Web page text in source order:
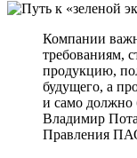
Компании
требованиям,
продукцию,
будущего, а
и само должно
Владимир
Правления